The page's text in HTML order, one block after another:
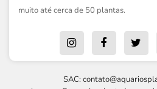
muito até cerca de 50 plantas.
SAC: